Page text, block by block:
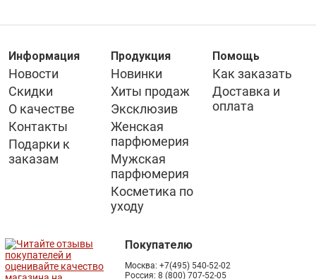
Информация
Новости
Скидки
О качестве
Контакты
Подарки к
заказам
Продукция
Новинки
Хиты продаж
Эксклюзив
Женская
парфюмерия
Мужская
парфюмерия
Косметика по
уходу
Помощь
Как заказать
Доставка и
оплата
Покупателю
Москва: +7(495) 540-52-02
Россия: 8 (800) 707-52-05